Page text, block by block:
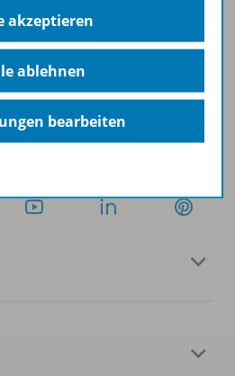
anmelden
Media
akzeptieren
ablehnen
bearbeiten